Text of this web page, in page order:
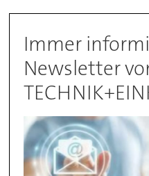
Immer
Newsletter